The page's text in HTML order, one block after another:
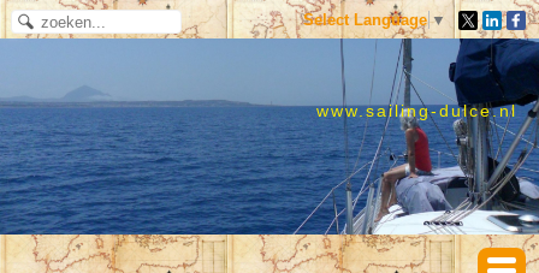
Select Language ▼
www.sailing-dulce.nl